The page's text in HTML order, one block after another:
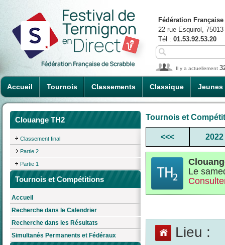
Accueil Tournois Classements Classique Jeunes
Fédération
22 rue Esquirol,
Tél : 01.53.92.53.20
Il y a actuellement
Clouange TH2
Classement final
Partie 2
Partie 1
Tournois et Compétitions
Accueil
Recherche dans le Calendrier
Recherche dans les Résultats
Simultanés Permanents et Fédéraux
Tournois et
<<< 2022
Le
Lieu :